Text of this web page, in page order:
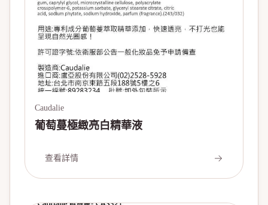
Caudalie
葡萄蔓極緻亮白精華液
查看詳情